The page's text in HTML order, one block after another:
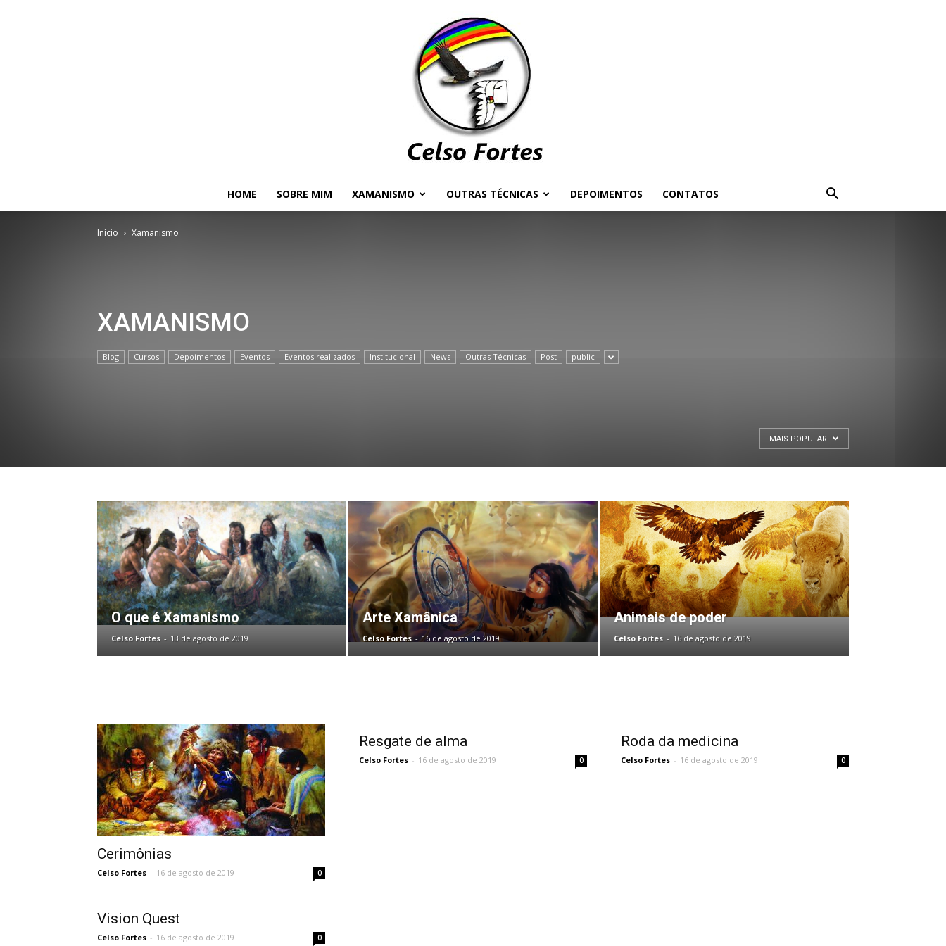
HOME SOBRE MIM XAMANISMO OUTRAS TÉCNICAS DEPOIMENTOS CONTATOS
Início Xamanismo
XAMANISMO
Blog Cursos Depoimentos Eventos Eventos realizados Institucional News Outras Técnicas Post public
MAIS POPULAR
O que é Xamanismo
Celso Fortes - 13 de agosto de 2019
Arte Xamânica
Celso Fortes - 16 de agosto de 2019
Animais de poder
Celso Fortes - 16 de agosto de 2019
Cerimônias
Celso Fortes - 16 de agosto de 2019 0
Resgate de alma
Celso Fortes - 16 de agosto de 2019 0
Roda da medicina
Celso Fortes - 16 de agosto de 2019 0
Vision Quest
Celso Fortes - 16 de agosto de 2019 0